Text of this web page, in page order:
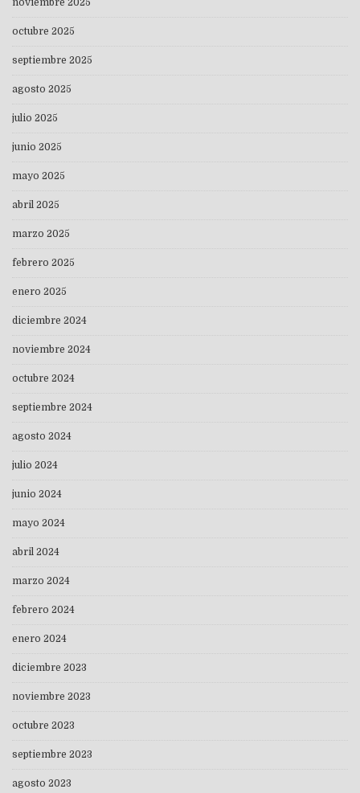
noviembre 2025
octubre 2025
septiembre 2025
agosto 2025
julio 2025
junio 2025
mayo 2025
abril 2025
marzo 2025
febrero 2025
enero 2025
diciembre 2024
noviembre 2024
octubre 2024
septiembre 2024
agosto 2024
julio 2024
junio 2024
mayo 2024
abril 2024
marzo 2024
febrero 2024
enero 2024
diciembre 2023
noviembre 2023
octubre 2023
septiembre 2023
agosto 2023